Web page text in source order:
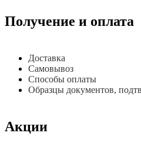
Получение и оплата
Доставка
Самовывоз
Способы оплаты
Образцы документов,
Акции